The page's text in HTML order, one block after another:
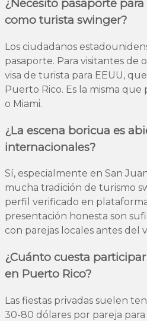
¿Necesito pasaporte
como turista swinger?
Los ciudadanos
pasaporte. Para visitantes de
visa de turista para EEUU,
Puerto Rico. Es la misma que
o Miami.
¿La escena boricua es
internacionales?
Sí, especialmente en San
mucha tradición de turismo
perfil verificado en
presentación honesta son
con parejas locales antes del
¿Cuánto cuesta
en Puerto Rico?
Las fiestas privadas suelen
30-80 dólares por pareja